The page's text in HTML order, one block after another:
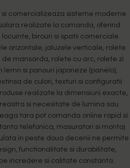
si comercializeaza sisteme moderne
realizate la comanda, oferind
birouri si spatii comerciale.
orizontale, jaluzele verticale, rolete
de mansarda, rolete cu arc, rolete zi
lemn si panouri japoneze (panelo),
de culori, texturi si configuratii
realizate la dimensiuni exacte,
si necesitate de lumina sau
tara pot comanda online rapid si
telefonica, masuratori si montaj
in peste doua decenii ne permite
functionalitate si durabilitate,
incredere si calitate constanta.